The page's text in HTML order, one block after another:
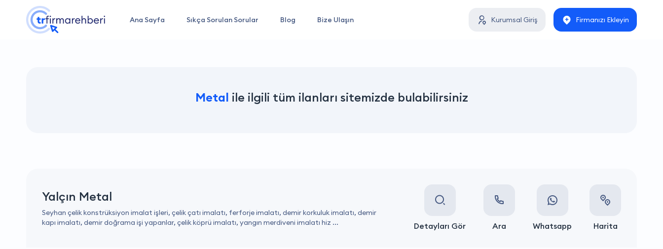
Ana Sayfa Sıkça Sorulan Sorular Blog Bize Ulaşın Kurumsal Giriş Firmanızı Ekleyin
Metal ile ilgili tüm ilanları sitemizde bulabilirsiniz
Yalçın Metal
Seyhan çelik konstrüksiyon imalat işleri, çelik çatı imalatı, ferforje imalatı, demir korkuluk imalatı, demir
kapı imalatı, demir doğrama işi yapanlar, çelik köprü imalatı, yangın merdiveni imalatı hiz ...
Detayları Gör Ara Whatsapp Harita